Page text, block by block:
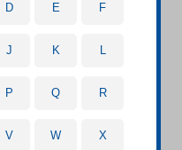
D E F
J K L
P Q R
V W X